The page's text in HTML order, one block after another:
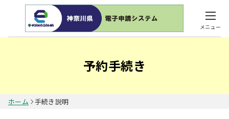
メニュー
予約手続き
ホーム 手続き説明